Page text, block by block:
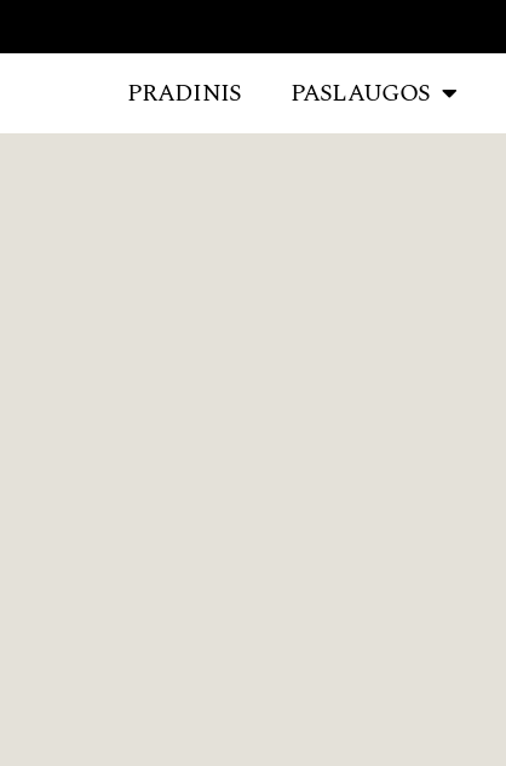
PRADINIS PASLAUGOS